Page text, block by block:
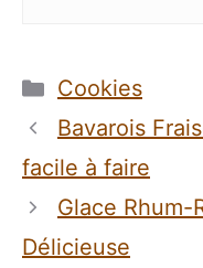
Catégories
Cookies
Bavarois
facile à faire
Glace Rhum-
Délicieuse